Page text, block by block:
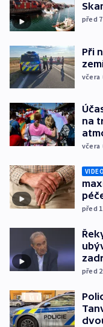
před
Při
včera
na
včera
VIDEO
před
před